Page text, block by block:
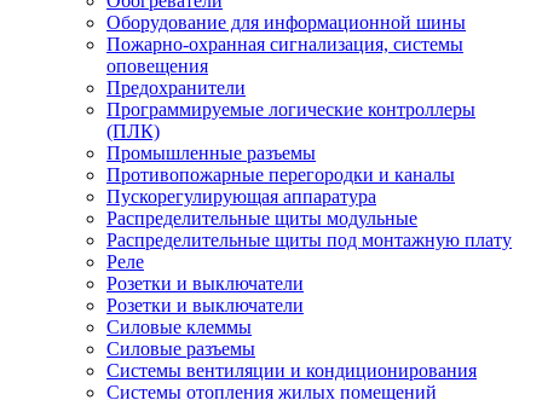
Оборудование для информационной шины
Пожарно-охранная сигнализация, системы
оповещения
Предохранители
Программируемые логические контроллеры
(ПЛК)
Промышленные разъемы
Противопожарные перегородки и каналы
Пускорегулирующая аппаратура
Распределительные щиты модульные
Распределительные щиты под монтажную плату
Реле
Розетки и выключатели
Розетки и выключатели
Силовые клеммы
Силовые разъемы
Системы вентиляции и кондиционирования
Системы отопления жилых помещений